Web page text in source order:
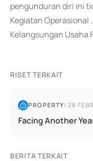
pengunduran diri ini
Kegiatan Operasional
Kelangsungan Usaha
RISET TERKAIT
PROPERTY|28
Facing Another
BERITA TERKAIT